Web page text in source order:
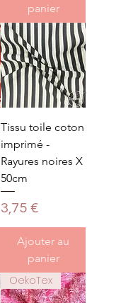
panier
Tissu toile coton
imprimé -
Rayures noires X
50cm
Prix
3,75 €
Ajouter au
panier
OekoTex